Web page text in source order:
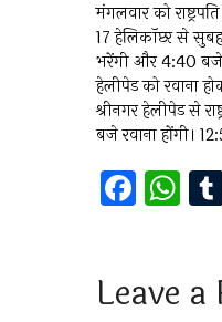
मंगलवार को
17 हेलिकॉप्टर से
भरेंगी और 4:40 बजे
हेलीपेड को रवाना
श्रीनगर हेलीपेड से
बजे रवाना होंगी।
F
a
b
W
h
s
Leave a